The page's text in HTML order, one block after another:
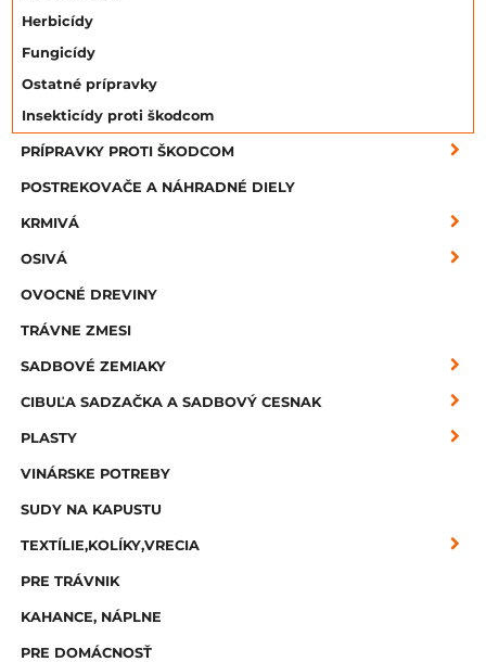
Herbicídy
Fungicídy
Ostatné prípravky
Insekticídy proti škodcom
PRÍPRAVKY PROTI ŠKODCOM
POSTREKOVAČE A NÁHRADNÉ DIELY
KRMIVÁ
OSIVÁ
OVOCNÉ DREVINY
TRÁVNE ZMESI
SADBOVÉ ZEMIAKY
CIBUĽA SADZAČKA A SADBOVÝ CESNAK
PLASTY
VINÁRSKE POTREBY
SUDY NA KAPUSTU
TEXTÍLIE,KOLÍKY,VRECIA
PRE TRÁVNIK
KAHANCE, NÁPLNE
PRE DOMÁCNOSŤ